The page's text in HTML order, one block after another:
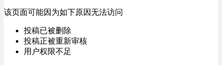
该页面可能因为如下原因无法访问
投稿已被删除
投稿正被重新审核
用户权限不足